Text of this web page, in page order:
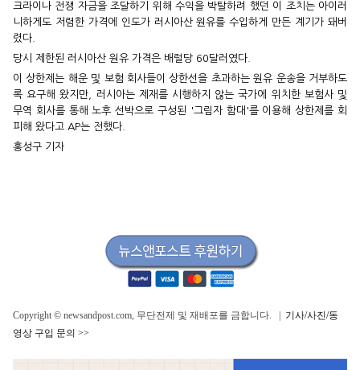
크라이나 전쟁 자금을 조달하기 위해 수익을 박탈하려 했던 이 조치는 아이러
니하게도 저렴한 가격에 인도가 러시아산 원유를 수입하게 만든 계기가 돼버
렸다.
당시 제한된 러시아산 원유 가격은 배럴당 60달러였다.
이 상한제는 해운 및 보험 회사들이 상한선을 초과하는 원유 운송을 거부하도
록 요구해 왔지만, 러시아는 제재를 시행하지 않는 국가에 위치한 보험사 및
무역 회사를 통해 노후 선박으로 구성된 '그림자 함대'를 이용해 상한제를 회
피해 왔다고 AP는 전했다.
홍성구 기자
Copyright © newsandpost.com, 무단전제 및 재배포를 금합니다. | 기사/사진/동
영상 구입 문의 >>